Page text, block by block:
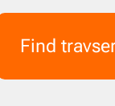
Find